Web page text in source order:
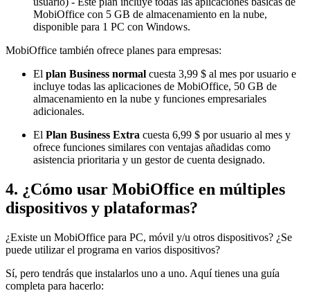
MobiOffice con 5 GB de almacenamiento en la nube,
disponible para 1 PC con Windows.
MobiOffice también ofrece planes para empresas:
El plan Business normal cuesta 3,99 $ al mes por usuario e
incluye todas las aplicaciones de MobiOffice, 50 GB de
almacenamiento en la nube y funciones empresariales
adicionales.
El Plan Business Extra cuesta 6,99 $ por usuario al mes y
ofrece funciones similares con ventajas añadidas como
asistencia prioritaria y un gestor de cuenta designado.
4. ¿Cómo usar MobiOffice en múltiples
dispositivos y plataformas?
¿Existe un MobiOffice para PC, móvil y/u otros dispositivos? ¿Se
puede utilizar el programa en varios dispositivos?
Sí, pero tendrás que instalarlos uno a uno. Aquí tienes una guía
completa para hacerlo: